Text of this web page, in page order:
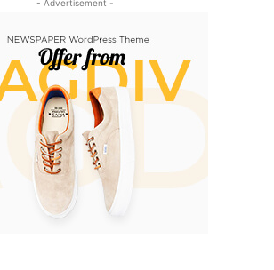
- Advertisement -